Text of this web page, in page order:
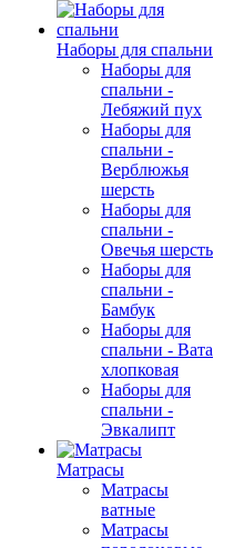
Наборы для спальни
Наборы для
спальни -
Лебяжий пух
Наборы для
спальни -
Верблюжья
шерсть
Наборы для
спальни -
Овечья шерсть
Наборы для
спальни -
Бамбук
Наборы для
спальни - Вата
хлопковая
Наборы для
спальни -
Эвкалипт
Матрасы
Матрасы
ватные
Матрасы